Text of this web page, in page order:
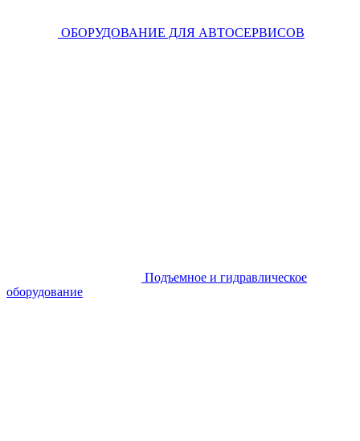
ОБОРУДОВАНИЕ ДЛЯ АВТОСЕРВИСОВ
Подъемное и гидравлическое
оборудование